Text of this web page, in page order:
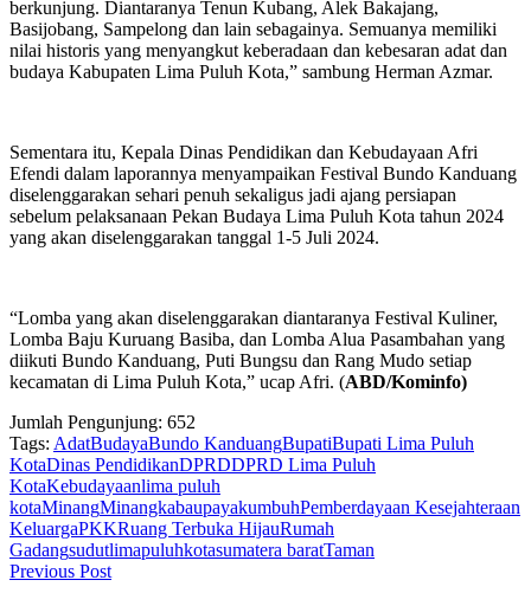
berkunjung. Diantaranya Tenun Kubang, Alek Bakajang,
Basijobang, Sampelong dan lain sebagainya. Semuanya memiliki
nilai historis yang menyangkut keberadaan dan kebesaran adat dan
budaya Kabupaten Lima Puluh Kota,” sambung Herman Azmar.
Sementara itu, Kepala Dinas Pendidikan dan Kebudayaan Afri
Efendi dalam laporannya menyampaikan Festival Bundo Kanduang
diselenggarakan sehari penuh sekaligus jadi ajang persiapan
sebelum pelaksanaan Pekan Budaya Lima Puluh Kota tahun 2024
yang akan diselenggarakan tanggal 1-5 Juli 2024.
“Lomba yang akan diselenggarakan diantaranya Festival Kuliner,
Lomba Baju Kuruang Basiba, dan Lomba Alua Pasambahan yang
diikuti Bundo Kanduang, Puti Bungsu dan Rang Mudo setiap
kecamatan di Lima Puluh Kota,” ucap Afri. (ABD/Kominfo)
Jumlah Pengunjung: 652
Tags: AdatBudayaBundo KanduangBupatiBupati Lima Puluh
KotaDinas PendidikanDPRDDPRD Lima Puluh
KotaKebudayaanlima puluh
kotaMinangMinangkabaupayakumbuhPemberdayaan Kesejahteraan
KeluargaPKKRuang Terbuka HijauRumah
Gadangsudutlimapuluhkotasumatera baratTaman
Previous Post